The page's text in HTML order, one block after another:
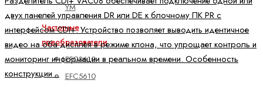
YM
Частотные
преобразователи
EFC3610
EFC5610
двух панелей управления DR или DE к блочному ПК PR с
интерфейсом CDI+. Устройство позволяет выводить идентичное
видео на оба дисплея в режиме клона, что упрощает контроль и
мониторинг информации в реальном времени. Особенность
конструкции ..